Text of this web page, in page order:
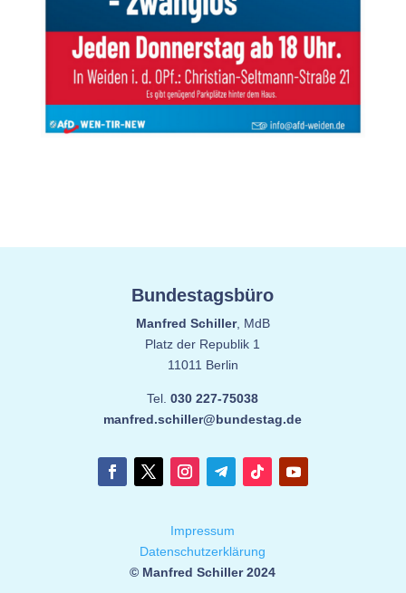
Bundestagsbüro
Manfred Schiller, MdB
Platz der Republik 1
11011 Berlin
Tel.030 227-75038
manfred.schiller@bundestag.de
Impressum
Datenschutzerklärung
© Manfred Schiller 2024